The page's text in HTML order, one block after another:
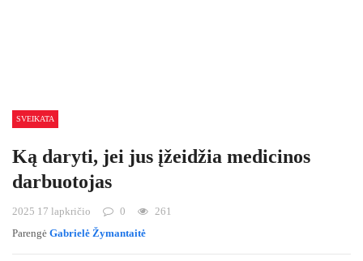
SVEIKATA
Ką daryti, jei jus įžeidžia medicinos
darbuotojas
2025 17 lapkričio 0
261
Parengė Gabrielė Žymantaitė